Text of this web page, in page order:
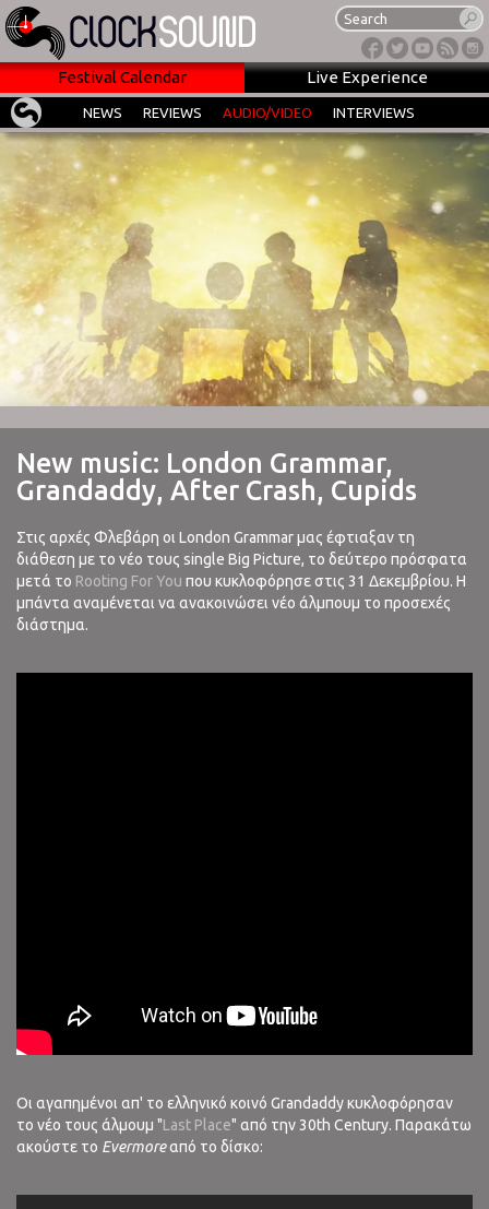
Festival Calendar Live Experience
NEWS REVIEWS AUDIO/VIDEO INTERVIEWS
New music: London Grammar,
Grandaddy, After Crash, Cupids
Στις αρχές Φλεβάρη οι London Grammar μας έφτιαξαν τη
διάθεση με το νέο τους single Big Picture, το δεύτερο πρόσφατα
μετά το Rooting For You που κυκλοφόρησε στις 31 Δεκεμβρίου. Η
μπάντα αναμένεται να ανακοινώσει νέο άλμπουμ το προσεχές
διάστημα.
Οι αγαπημένοι απ' το ελληνικό κοινό Grandaddy κυκλοφόρησαν
το νέο τους άλμουμ "Last Place" από την 30th Century. Παρακάτω
ακούστε το Evermoreαπό το δίσκο: